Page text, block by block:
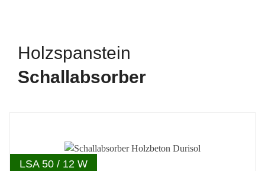
Holzspanstein
Schallabsorber
LSA 50 / 12 W